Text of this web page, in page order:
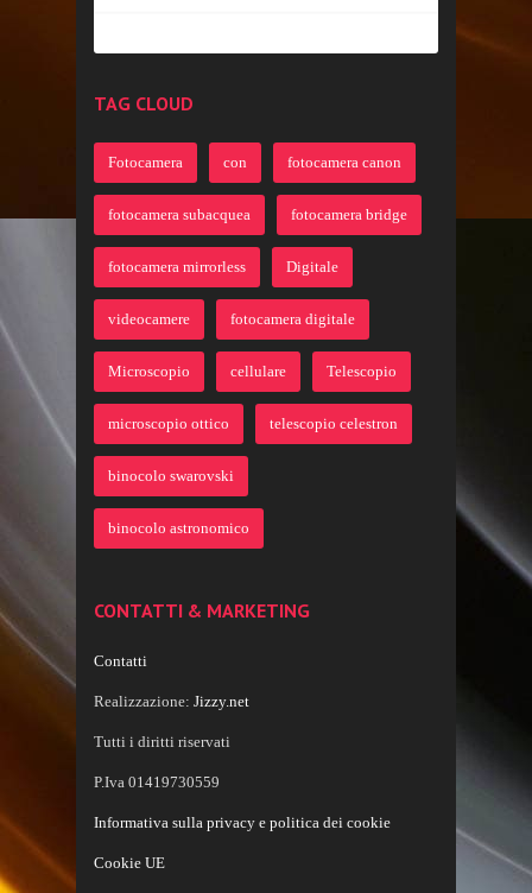
TAG CLOUD
Fotocamera con fotocamera canon
fotocamera subacquea fotocamera bridge
fotocamera mirrorless Digitale
videocamere fotocamera digitale
Microscopio cellulare Telescopio
microscopio ottico telescopio celestron
binocolo swarovski
binocolo astronomico
CONTATTI & MARKETING
Contatti
Realizzazione: Jizzy.net
Tutti i diritti riservati
P.Iva 01419730559
Informativa sulla privacy e politica dei cookie
Cookie UE